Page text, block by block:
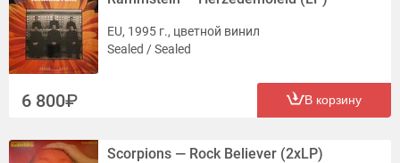
EU, 1995 г., цветной винил
Sealed / Sealed
6 800 В корзину
Scorpions — Rock Believer (2xLP)